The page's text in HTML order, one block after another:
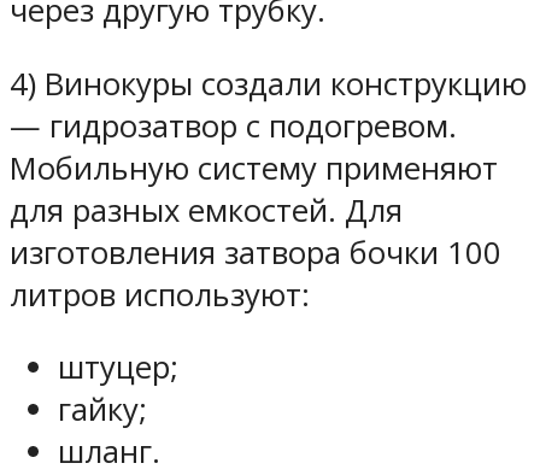
через другую трубку.
4) Винокуры создали конструкцию
— гидрозатвор с подогревом.
Мобильную систему применяют
для разных емкостей. Для
изготовления затвора бочки 100
литров используют:
штуцер;
гайку;
шланг.